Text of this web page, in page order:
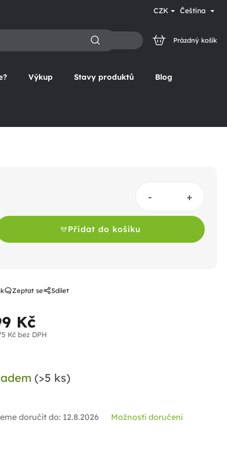
CZK Čeština
NÁKUPNÍ
Prázdný košík
Výkup Stavy produktů Blog
Kč
Kč bez DPH
(>5 ks)
doručit do: 12.8.2026 Možnosti doručení
Přidat do košíku
Zeptat se Sdílet